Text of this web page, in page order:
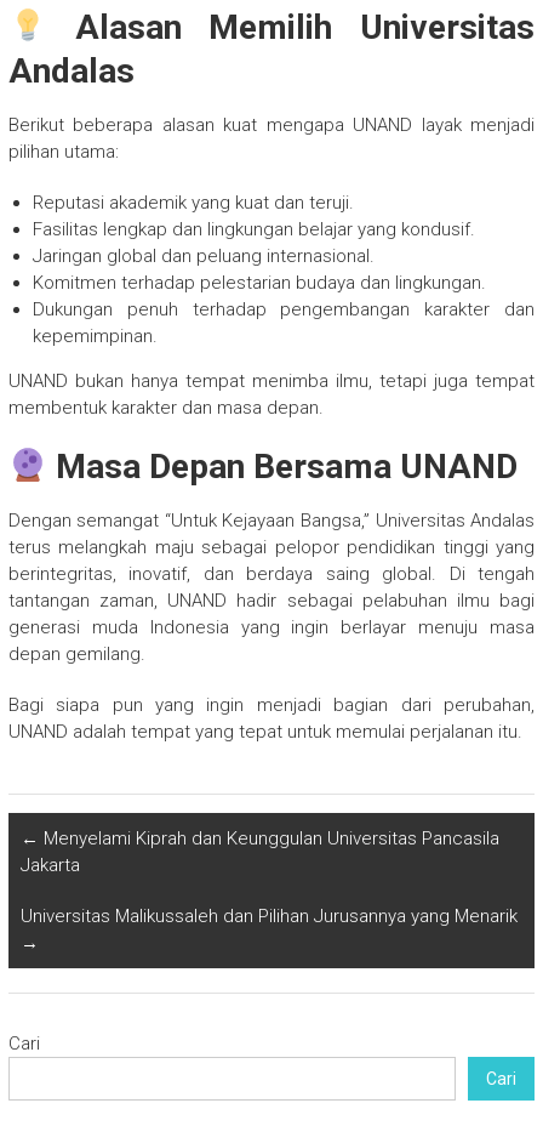
Alasan Memilih Universitas
Andalas
Berikut beberapa alasan kuat mengapa UNAND layak menjadi
pilihan utama:
Reputasi akademik yang kuat dan teruji.
Fasilitas lengkap dan lingkungan belajar yang kondusif.
Jaringan global dan peluang internasional.
Komitmen terhadap pelestarian budaya dan lingkungan.
Dukungan penuh terhadap pengembangan karakter dan
kepemimpinan.
UNAND bukan hanya tempat menimba ilmu, tetapi juga tempat
membentuk karakter dan masa depan.
Masa Depan Bersama UNAND
Dengan semangat “Untuk Kejayaan Bangsa,” Universitas Andalas
terus melangkah maju sebagai pelopor pendidikan tinggi yang
berintegritas, inovatif, dan berdaya saing global. Di tengah
tantangan zaman, UNAND hadir sebagai pelabuhan ilmu bagi
generasi muda Indonesia yang ingin berlayar menuju masa
depan gemilang.
Bagi siapa pun yang ingin menjadi bagian dari perubahan,
UNAND adalah tempat yang tepat untuk memulai perjalanan itu.
← Menyelami Kiprah dan Keunggulan Universitas Pancasila
Jakarta
Universitas Malikussaleh dan Pilihan Jurusannya yang Menarik
→
Cari
Cari